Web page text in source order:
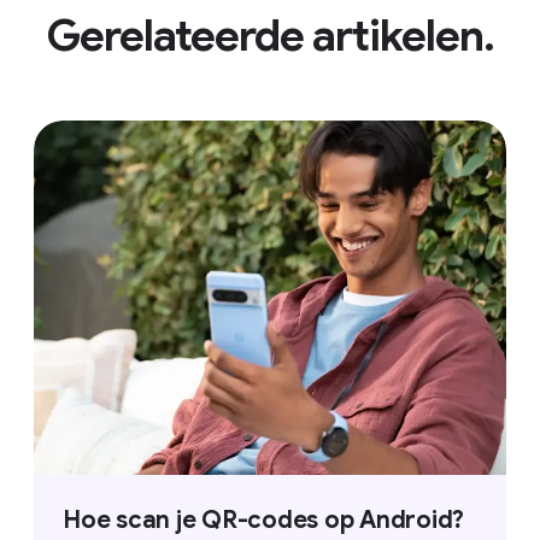
vertaalknop naast de zoekbalk te
tikken. Deze functie herkent de taal
naar je standaardsysteemtaal.
Gerelateerde artikelen.
Hoe scan je QR-codes op Android?